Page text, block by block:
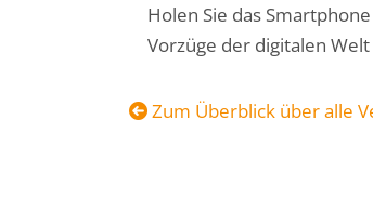
Holen Sie das
Vorzüge der digitalen
Zum Überblick über alle